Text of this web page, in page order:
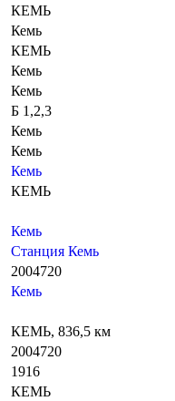
КЕМЬ
Кемь
КЕМЬ
Кемь
Кемь
Б 1,2,3
Кемь
Кемь
Кемь
КЕМЬ
Кемь
Станция Кемь
2004720
Кемь
КЕМЬ, 836,5 км
2004720
1916
КЕМЬ